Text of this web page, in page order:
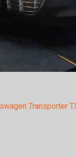
Transporter